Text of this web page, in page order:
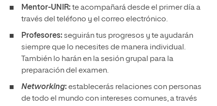
Mentor-UNIR: te acompañará desde el primer día a
través del teléfono y el correo electrónico.
Profesores: seguirán tus progresos y te ayudarán
siempre que lo necesites de manera individual.
También lo harán en la sesión grupal para la
preparación del examen.
Networking: establecerás relaciones con personas
de todo el mundo con intereses comunes, a través